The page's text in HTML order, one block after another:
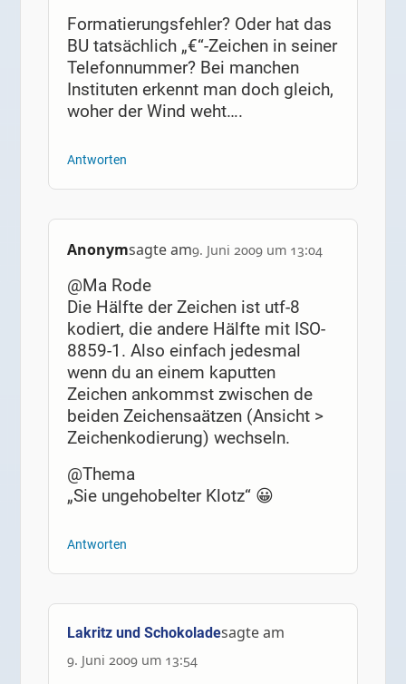
Formatierungsfehler? Oder hat das
BU tatsächlich „€“-Zeichen in seiner
Telefonnummer? Bei manchen
Instituten erkennt man doch gleich,
woher der Wind weht….
Antworten
Anonymsagte am9. Juni 2009 um 13:04
@Ma Rode
Die Hälfte der Zeichen ist utf-8
kodiert, die andere Hälfte mit ISO-
8859-1. Also einfach jedesmal
wenn du an einem kaputten
Zeichen ankommst zwischen de
beiden Zeichensaätzen (Ansicht >
Zeichenkodierung) wechseln.
@Thema
„Sie ungehobelter Klotz“ 😀
Antworten
Lakritz und Schokoladesagte am
9. Juni 2009 um 13:54